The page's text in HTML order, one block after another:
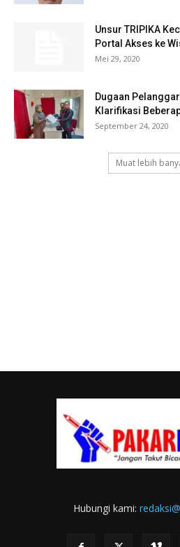
Unsur TRIPIKA
Portal Akses ke
Mei 29, 2020
Dugaan
Klarifikasi
September 24, 2020
Muat lebih
Hubungi kami: